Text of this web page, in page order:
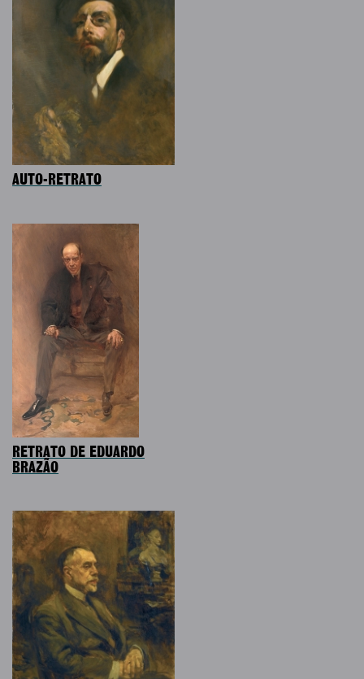
AUTO-RETRATO
RETRATO DE EDUARDO
BRAZÃO